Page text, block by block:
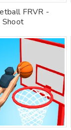
FRVR -
Shoot